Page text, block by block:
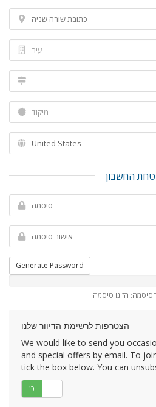
החשבון
Generate Password
הזינו סיסמה
הצטרפות לרשימת הדיוור שלנו
We would like to send you
and special offers by email. To
tick the box below. You can
כן